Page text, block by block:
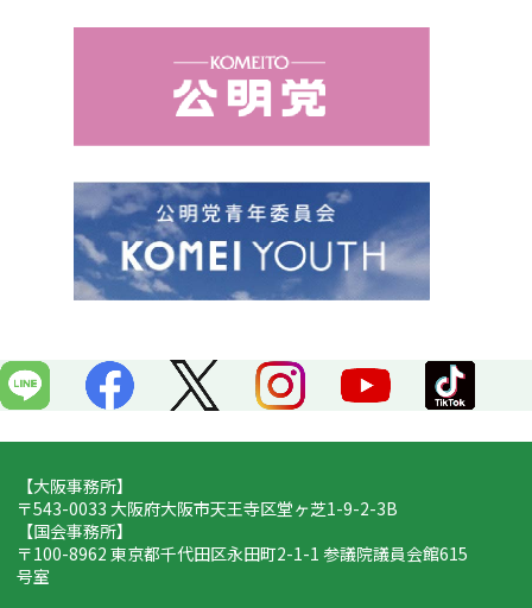
【大阪事務所】
〒543-0033 大阪府大阪市天王寺区堂ヶ芝1-9-2-3B
【国会事務所】
〒100-8962 東京都千代田区永田町2-1-1 参議院議員会館615
号室